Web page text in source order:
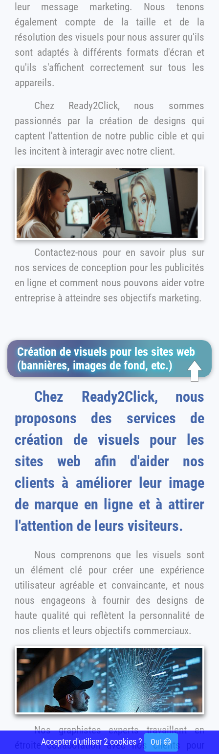
leur message marketing. Nous tenons
également compte de la taille et de la
résolution des visuels pour nous assurer qu'ils
sont adaptés à différents formats d'écran et
qu'ils s'affichent correctement sur tous les
appareils.
Chez Ready2Click, nous sommes
passionnés par la création de designs qui
captent l'attention de notre public cible et qui
les incitent à interagir avec notre client.
Contactez-nous pour en savoir plus sur
nos services de conception pour les publicités
en ligne et comment nous pouvons aider votre
entreprise à atteindre ses objectifs marketing.
Création de visuels pour les sites web
(bannières, images de fond, etc.)
Chez Ready2Click, nous
proposons des services de
création de visuels pour les
sites web afin d'aider nos
clients à améliorer leur image
de marque en ligne et à attirer
l'attention de leurs visiteurs.
Nous comprenons que les visuels sont
un élément clé pour créer une expérience
utilisateur agréable et convaincante, et nous
nous engageons à fournir des designs de
haute qualité qui reflètent la personnalité de
nos clients et leurs objectifs commerciaux.
Nos graphistes experts travaillent en
étroite collaboration avec nos clients pour
Accepter d'utiliser 2 cookies ? Oui 😄